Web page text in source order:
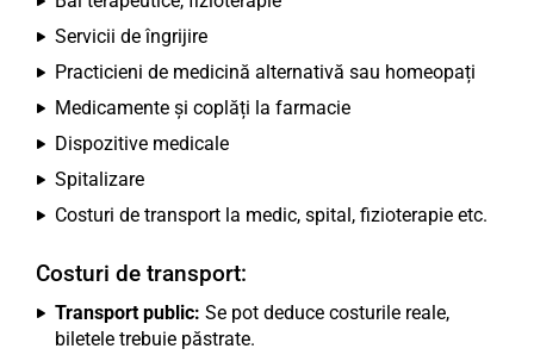
Servicii de îngrijire
Practicieni de medicină alternativă sau homeopați
Medicamente și coplăți la farmacie
Dispozitive medicale
Spitalizare
Costuri de transport la medic, spital, fizioterapie etc.
Costuri de transport:
Transport public: Se pot deduce costurile reale,
biletele trebuie păstrate.